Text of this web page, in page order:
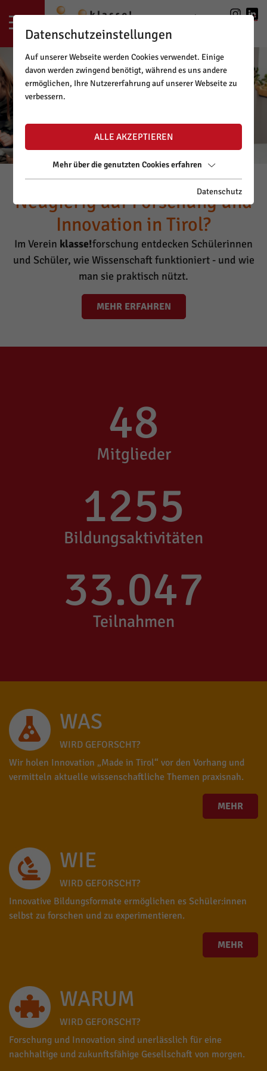
LOGIN|REGISTRIERUNG
Neugierig auf Forschung und
Innovation in Tirol?
Im Verein klasse!forschung entdecken Schülerinnen
und Schüler, wie Wissenschaft funktioniert - und wie
man sie praktisch nützt.
MEHR ERFAHREN
48
Mitglieder
1255
Bildungsaktivitäten
33.047
Teilnahmen
WAS
WIRD GEFORSCHT?
Wir holen Innovation „Made in Tirol“ vor den Vorhang und
vermitteln aktuelle wissenschaftliche Themen praxisnah.
MEHR
WIE
WIRD GEFORSCHT?
Innovative Bildungsformate ermöglichen es Schüler:innen
selbst zu forschen und zu experimentieren.
MEHR
WARUM
WIRD GEFORSCHT?
Forschung und Innovation sind unerlässlich für eine
nachhaltige und zukunftsfähige Gesellschaft von morgen.
Datenschutzeinstellungen
Auf unserer Webseite werden Cookies verwendet. Einige
davon werden zwingend benötigt, während es uns andere
ermöglichen, Ihre Nutzererfahrung auf unserer Webseite zu
verbessern.
ALLE AKZEPTIEREN
Mehr über die genutzten Cookies erfahren
Datenschutz